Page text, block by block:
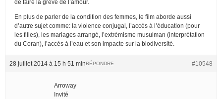
de faire la grève de l’amour.
En plus de parler de la condition des femmes, le film aborde aussi
d’autre sujet comme: la violence conjugal, l’accès à l’éducation (pour
les filles), les mariages arrangé, l’extrémisme musulman (interprétation
du Coran), l’accès à l’eau et son impacte sur la biodiversité.
28 juillet 2014 à 15 h 51 min #10548
RÉPONDRE
Arroway
Invité